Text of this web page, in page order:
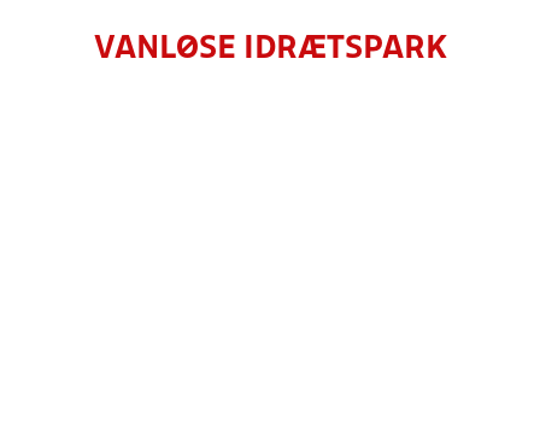
VANLØSE IDRÆTSPARK